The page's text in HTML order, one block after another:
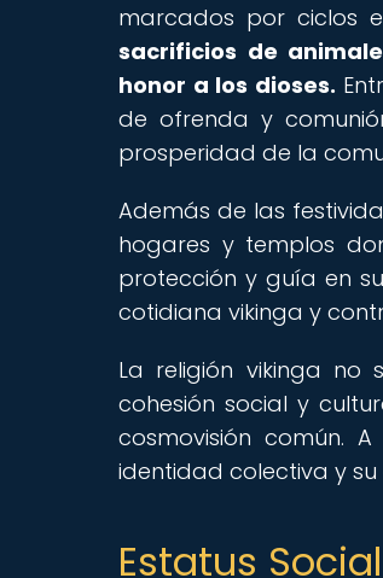
marcados por ciclos
sacrificios de
honor a los dioses.
de ofrenda y
prosperidad de la
Además de las
hogares y templos
protección y guía en
cotidiana vikinga y
La religión vikinga no
cohesión social y
cosmovisión común.
identidad colectiva y
Estatus